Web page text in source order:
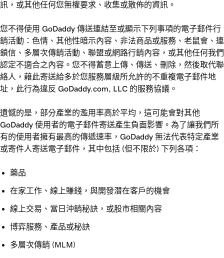
訊，或其他任何您無權要求、收集或散佈的資訊。
您不得使用 GoDaddy 傳送連結至或顯示下列事項的電子郵件行
銷活動：色情、其他性暗示內容、非法商品或服務、老鼠會、連
鎖信、多層次傳銷活動、聯盟或網路行銷內容，或其他任何我們
認定不適合之內容。您不得蓄意上傳、傳送、刪除，然後取代聯
絡人，藉此寄送給多於您服務層級所允許的不重複電子郵件地
址，此行為違反 GoDaddy.com, LLC 的服務協議。
遺憾的是，部分產業的濫用率高於平均，這可能會對其他
GoDaddy 使用者的電子郵件寄送產生負面影響。為了讓我們所
有的使用者擁有最高的傳遞速率，GoDaddy 無法代表特定產業
或寄件人寄送電子郵件，其中包括 (但不限於) 下列各項：
藥品
在家工作、線上賺錢，與開發潛在客戶的機會
線上交易、當日沖銷秘訣，或股市相關內容
博弈服務、產品或秘訣
多層次傳銷 (MLM)